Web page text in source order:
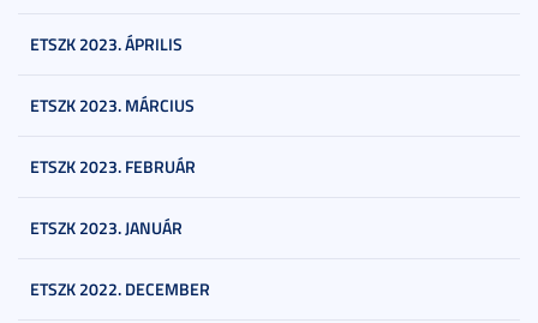
ETSZK 2023. ÁPRILIS
ETSZK 2023. MÁRCIUS
ETSZK 2023. FEBRUÁR
ETSZK 2023. JANUÁR
ETSZK 2022. DECEMBER